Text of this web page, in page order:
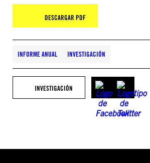
DESCARGAR PDF
INFORME ANUAL INVESTIGACIÓN
INVESTIGACIÓN